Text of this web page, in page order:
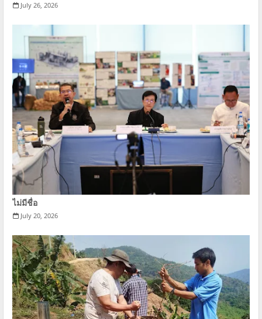
July 26, 2026
ไม่มีชื่อ
July 20, 2026